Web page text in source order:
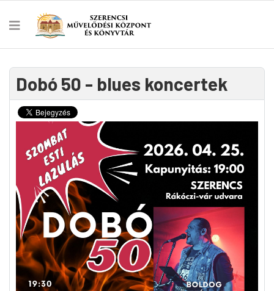
Dobó 50 - blues koncertek